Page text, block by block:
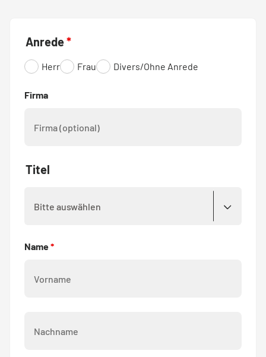
Anrede*
Herr Frau Divers/Ohne Anrede
Firma
Titel
Name*